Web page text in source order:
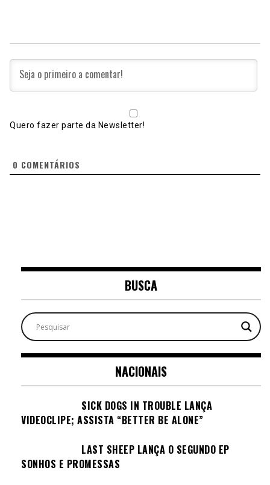
Quero fazer parte da Newsletter!
0 COMENTÁRIOS
BUSCA
NACIONAIS
SICK DOGS IN TROUBLE LANÇA
VIDEOCLIPE; ASSISTA “BETTER BE ALONE”
LAST SHEEP LANÇA O SEGUNDO EP
SONHOS E PROMESSAS